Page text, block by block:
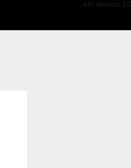
API Version 2.0